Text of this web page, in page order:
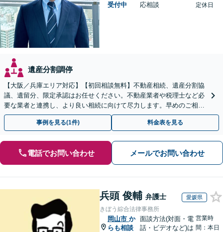
受付中
応相談
定休日
遺産分割調停
【大阪／兵庫エリア対応】【初回相談無料】不動産相続、遺産分割協
議、遺留分、限定承認はお任せください。不動産業者や税理士など必
要な業者と連携し、より良い相続に向けて尽力します。早めのご相談
が複雑化を防ぐカギとなります【休日相談可】
事例を見る(1件) 料金表を見る
電話でお問い合わせ メールでお問い合わせ
兵頭 俊輔 弁護士 愛媛県
きぼう綜合法律事務所
岡山市 か
らも相談
面談方法(対面・電
話・ビデオなど)は
営業時
間：本日